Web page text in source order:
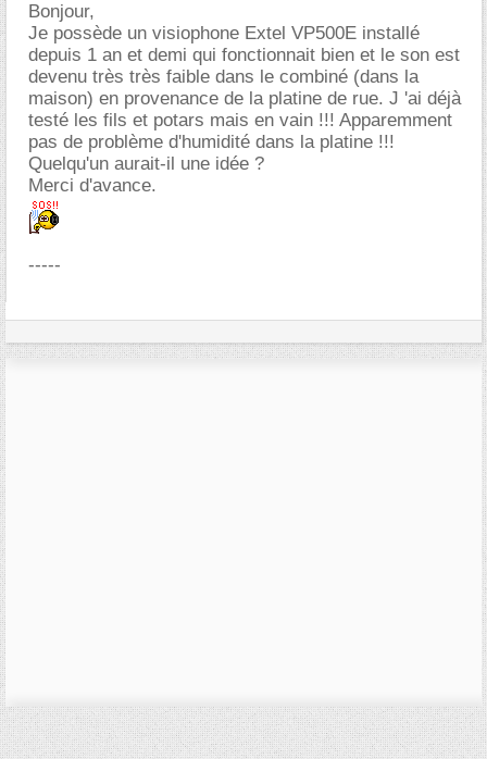
Bonjour,
Je possède un visiophone Extel VP500E installé
depuis 1 an et demi qui fonctionnait bien et le son est
devenu très très faible dans le combiné (dans la
maison) en provenance de la platine de rue. J 'ai déjà
testé les fils et potars mais en vain !!! Apparemment
pas de problème d'humidité dans la platine !!!
Quelqu'un aurait-il une idée ?
Merci d'avance.
-----